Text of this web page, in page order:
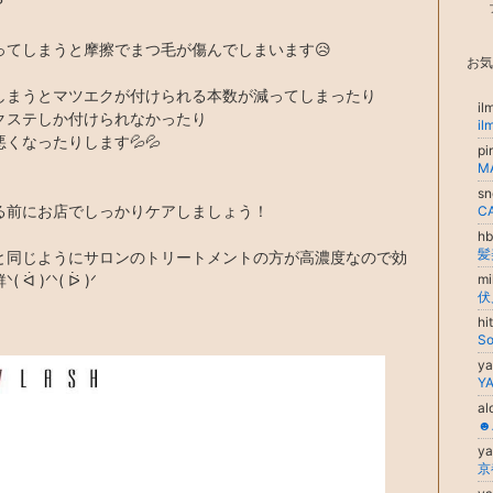
てしまうと摩擦でまつ毛が傷んでしまいます😥
まうとマツエクが付けられる本数が減ってしまったり
ステしか付けられなかったり
くなったりします💦💦
前にお店でしっかりケアしましょう！
同じようにサロンのトリートメントの方が高濃度なので効
ᐠ( ᐛ )ᐟᐠ( ᐖ )ᐟ
お
☻